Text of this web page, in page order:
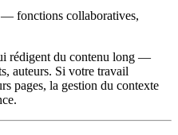
fonctions collaboratives,
rédigent du contenu long —
auteurs. Si votre travail
pages, la gestion du contexte